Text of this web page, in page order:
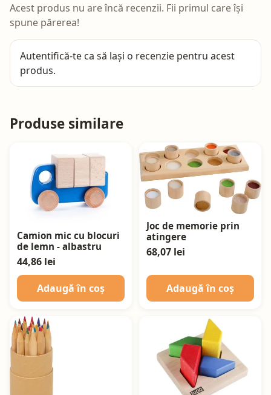
Acest produs nu are încă recenzii. Fii primul care își
spune părerea!
Autentifică-te ca să lași o recenzie pentru acest
produs.
Produse similare
Camion mic cu blocuri
de lemn - albastru
44,86 lei
Adaugă în coș
Joc de memorie prin
atingere
68,07 lei
Adaugă în coș